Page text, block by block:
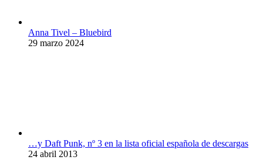
Anna Tivel – Bluebird
29 marzo 2024
…y Daft Punk, nº 3 en la lista oficial española de descargas
24 abril 2013